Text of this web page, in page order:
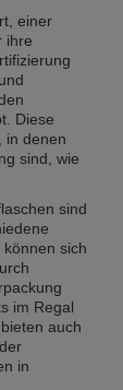
einer
ihre
Diese
in denen
sind, wie
sind
sich
im Regal
auch
in